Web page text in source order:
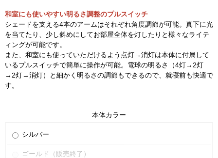
和室にも使いやすい明るさ調整のプルスイッチ
シェードを支える4本のアームはそれぞれ角度調節が可能。真下に光
を当てたり、少し斜めにしてお部屋全体を灯したりと様々なライテ
ィングが可能です。
また、和室にも使っていただけるよう点灯→消灯は本体に付属して
いるプルスイッチで簡単に操作が可能。電球の明るさ（4灯→2灯
→2灯→消灯）と細かく明るさの調節もできるので、就寝前も快適で
す。
本体カラー
シルバー
ゴールド（販売終了）